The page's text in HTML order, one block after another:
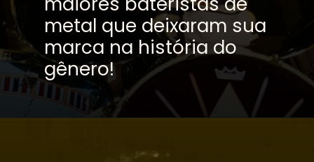
metal que deixaram sua
marca na história do
gênero!